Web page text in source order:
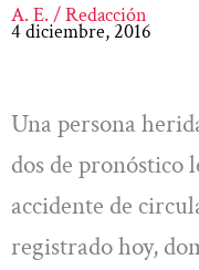
A. E. / Redacción
4 diciembre, 2016
Una persona
dos de pronóstico
accidente de
registrado hoy,